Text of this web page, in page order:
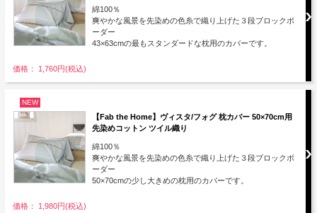
綿100％
爽やかな風景を先染めの色糸で織り上げた３段ブロックボ
ーダー
43×63cmの最もスタンダードな枕用のカバーです。
価格： 1,760円(税込)
NEW
【Fab the Home】ヴィスタ/フォグ 枕カバー 50×70cm用
先染めコットン ツイル織り
綿100％
爽やかな風景を先染めの色糸で織り上げた３段ブロックボ
ーダー
50×70cmの少し大きめの枕用のカバーです。
価格： 1,980円(税込)